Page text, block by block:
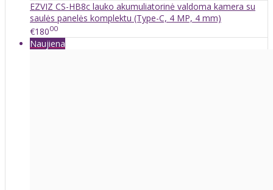
EZVIZ CS-HB8c lauko akumuliatorinė valdoma kamera su
saulės panelės komplektu (Type-C, 4 MP, 4 mm)
€18000
Naujiena